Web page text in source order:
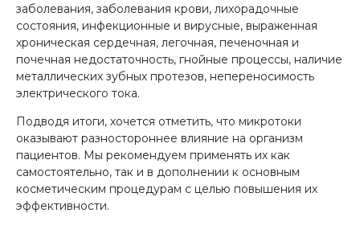
заболевания, заболевания крови, лихорадочные
состояния, инфекционные и вирусные, выраженная
хроническая сердечная, легочная, печеночная и
почечная недостаточность, гнойные процессы, наличие
металлических зубных протезов, непереносимость
электрического тока.
Подводя итоги, хочется отметить, что микротоки
оказывают разностороннее влияние на организм
пациентов. Мы рекомендуем применять их как
самостоятельно, так и в дополнении к основным
косметическим процедурам с целью повышения их
эффективности.